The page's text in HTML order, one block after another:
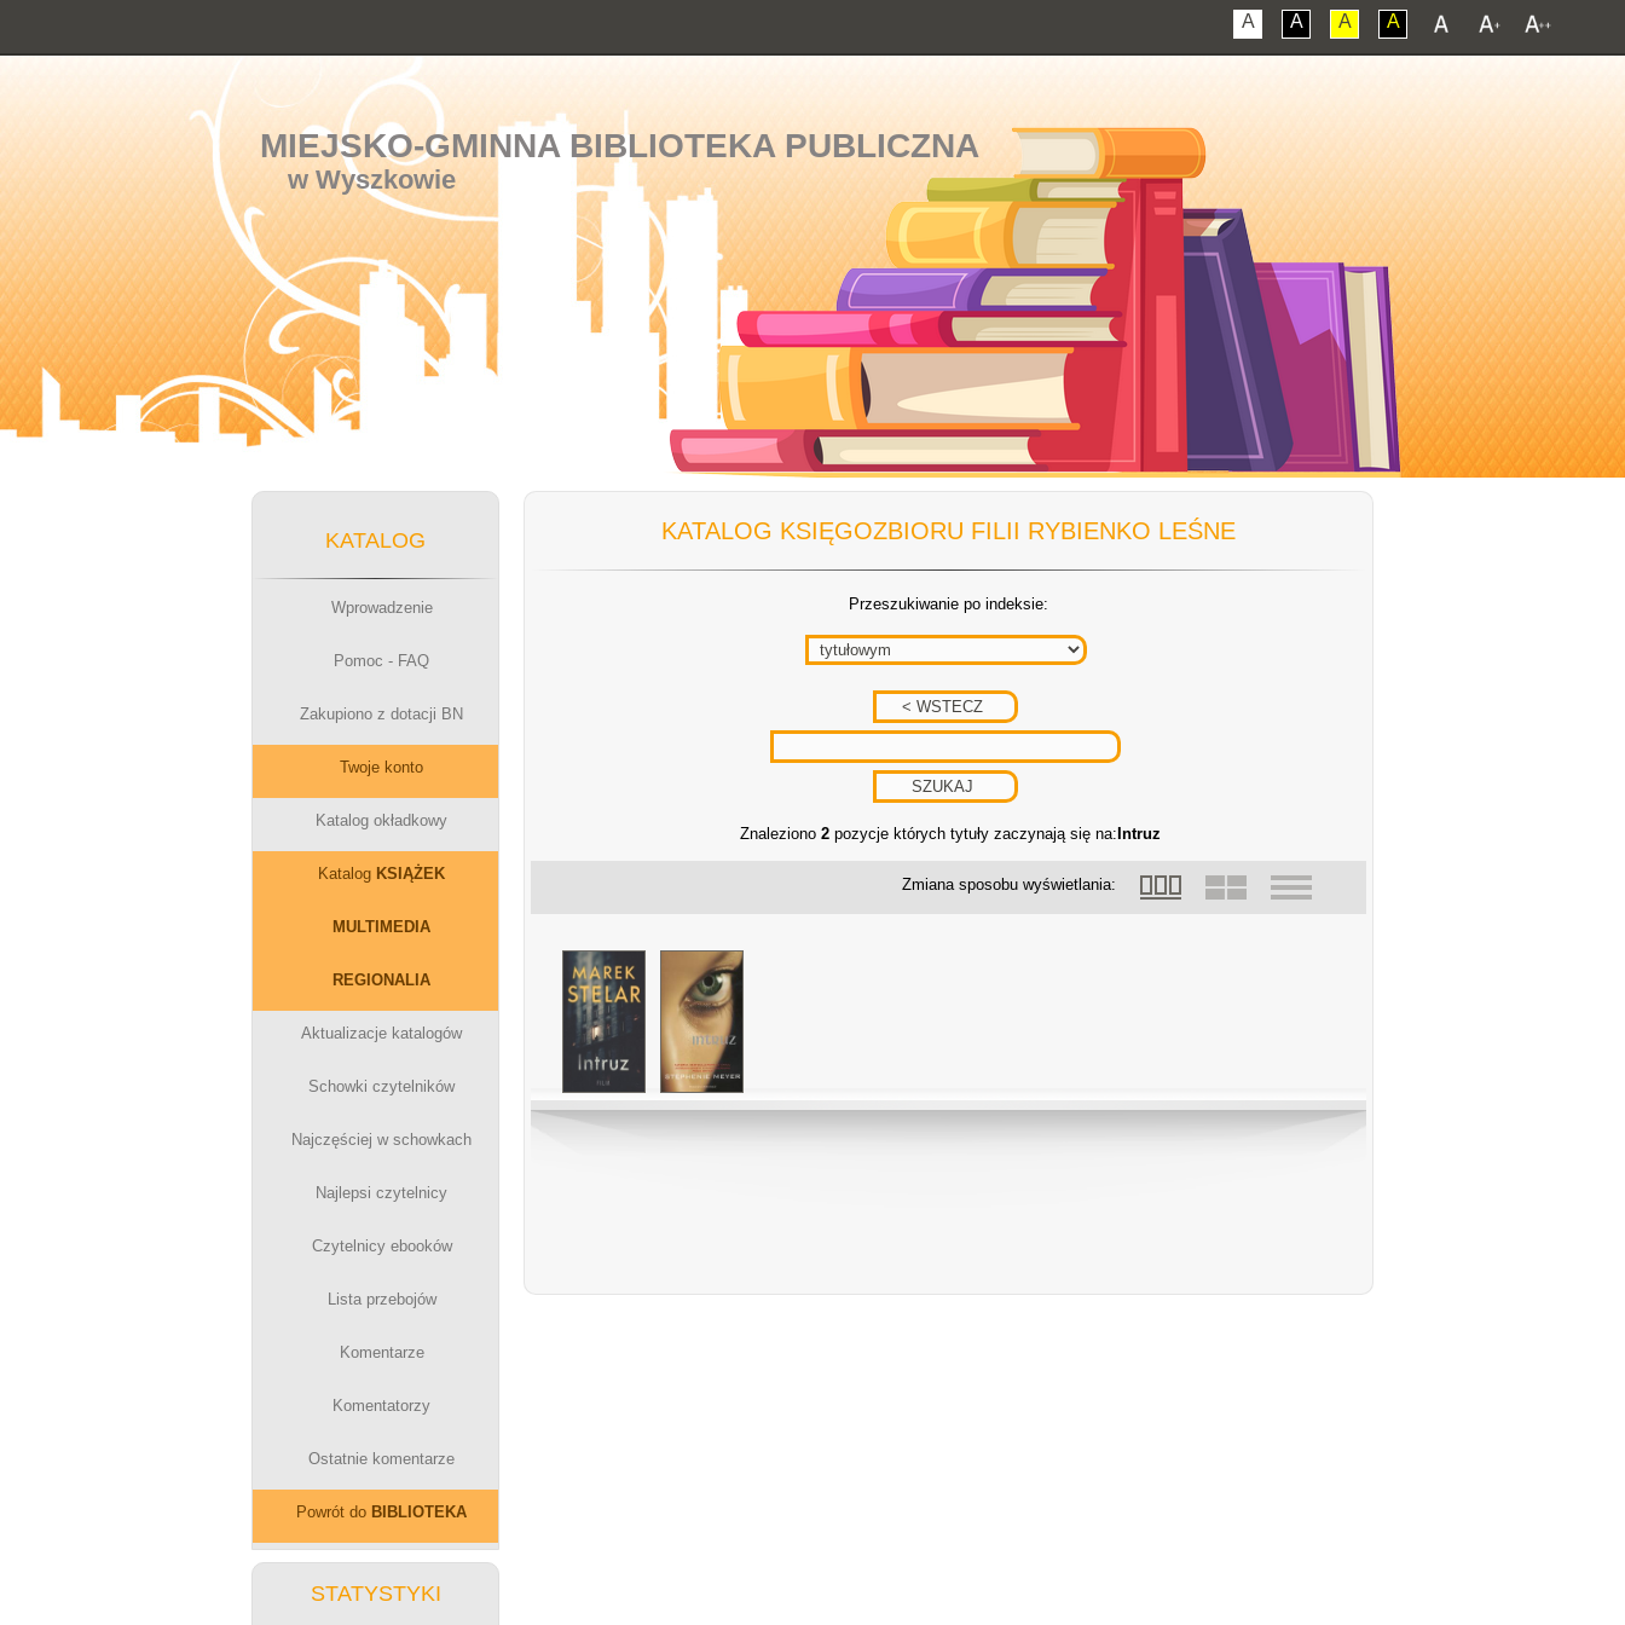
A A A A
MIEJSKO-GMINNA BIBLIOTEKA PUBLICZNA
w Wyszkowie
KATALOG
Wprowadzenie
Pomoc - FAQ
Zakupiono z dotacji BN
Twoje konto
Katalog okładkowy
Katalog KSIĄŻEK
MULTIMEDIA
REGIONALIA
Aktualizacje katalogów
Schowki czytelników
Najczęściej w schowkach
Najlepsi czytelnicy
Czytelnicy ebooków
Lista przebojów
Komentarze
Komentatorzy
Ostatnie komentarze
Powrót do BIBLIOTEKA
STATYSTYKI
KATALOG KSIĘGOZBIORU FILII RYBIENKO LEŚNE
Przeszukiwanie po indeksie:
Znaleziono 2pozycje których tytuły zaczynają się na: Intruz
Zmiana sposobu wyświetlania: